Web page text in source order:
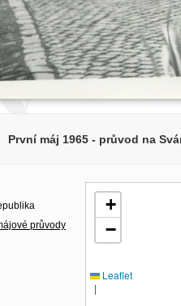
První máj 1965 - průvod na
průvody
+
−
Leaflet
|